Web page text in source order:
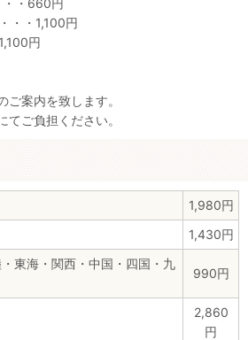
・660円
・・1,100円
円
ご案内を致します。
ご負担ください。
1,980円
1,430円
東海・関西・中国・四国・九
990円
2,860
円